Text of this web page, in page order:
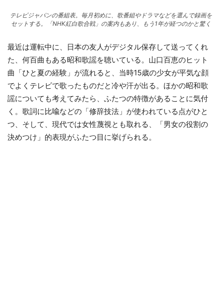
テレビジャパンの番組表。毎月初めに、歌番組やドラマなどを選んで録画を
セットする。「NHK紅白歌合戦」の案内もあり、もう1年が経つのかと驚く
最近は運転中に、日本の友人がデジタル保存して送ってくれ
た、何百曲もある昭和歌謡を聴いている。山口百恵のヒット
曲「ひと夏の経験」が流れると、当時15歳の少女が平気な顔
でよくテレビで歌ったものだと冷や汗が出る。ほかの昭和歌
謡についても考えてみたら、ふたつの特徴があることに気付
く。歌詞に比喩などの「修辞技法」が使われている点がひと
つ、そして、現代では女性蔑視とも取れる、「男女の役割の
決めつけ」的表現がふたつ目に挙げられる。